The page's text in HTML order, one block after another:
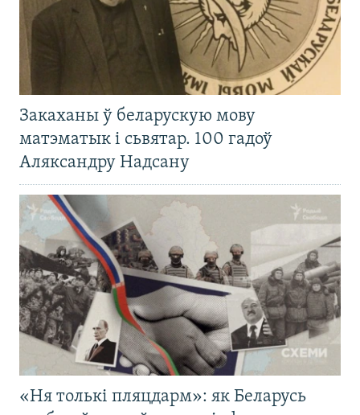
Закаханы ў беларускую мову
матэматык і сьвятар. 100 гадоў
Аляксандру Надсану
«Ня толькі пляцдарм»: як Беларусь